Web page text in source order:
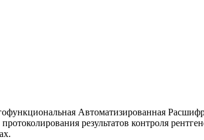
Автоматизированная
результатов контроля